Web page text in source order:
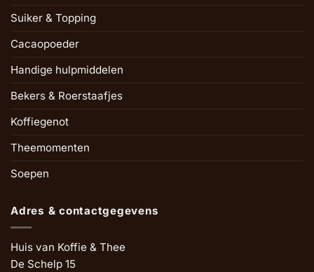
Suiker & Topping
Cacaopoeder
Handige hulpmiddelen
Bekers & Roerstaafjes
Koffiegenot
Theemomenten
Soepen
Adres & contactgegevens
Huis van Koffie & Thee
De Schelp 15